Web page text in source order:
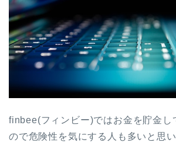
finbee(フィンビー)ではお金を貯金し
ので危険性を気にする人も多いと思い